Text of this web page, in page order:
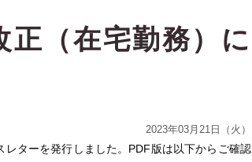
正（在宅勤務）に
2023年03月21日（火）
ターを発行しました。PDF版は以下からご確認